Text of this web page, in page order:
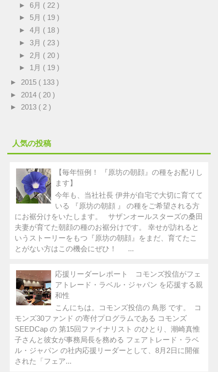
► 6月 ( 22 )
► 5月 ( 19 )
► 4月 ( 18 )
► 3月 ( 23 )
► 2月 ( 20 )
► 1月 ( 19 )
► 2015 ( 133 )
► 2014 ( 20 )
► 2013 ( 2 )
人気の投稿
【毎年恒例！ 『原坊の朝顔』の種をお配りし
ます】
今年も、当社社長 伊井が自宅で大切に育てて
いる 『原坊の朝顔 』 の種をご希望される方
にお裾分けをいたします。 サザンオールスターズの桑田
夫妻が育てた朝顔の種のお裾分けです。 幸せが訪れると
いうストーリーをもつ『原坊の朝顔』をまだ、育てたこ
とがない方はこの機会にぜひ！ ...
応援リーダーレポート コモンズ投信がフェ
アトレード・ラベル・ジャパン を応援する親
和性
こんにちは。コモンズ投信の 鳥形 です。 コ
モンズ30ファンド の寄付プログラムである コモンズ
SEEDCap の 第15回ファイナリスト のひとり、潮崎真惟
子さんと彼女が事務局長を務める フェアトレード・ラベ
ル・ジャパン の社内応援リーダーとして、8月2日に開催
された「フェア...